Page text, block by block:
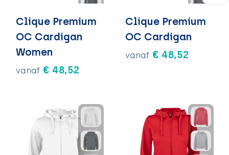
Clique Premium
OC Cardigan
Women
vanaf € 48,52
Clique Premium
OC Cardigan
vanaf € 48,52